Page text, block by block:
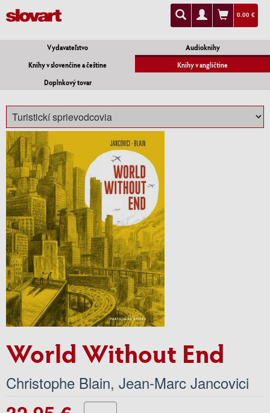
0.00 €
Vydavateľstvo
Audioknihy
Knihy v slovenčine a češtine
Knihy v angličtine
Doplnkový tovar
World Without End
Christophe Blain, Jean-Marc Jancovici